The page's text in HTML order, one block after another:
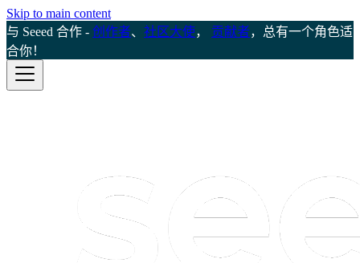
Skip to main content
与 Seeed 合作 - 创作者、 社区大使， 贡献者，总有一个角色适
合你！